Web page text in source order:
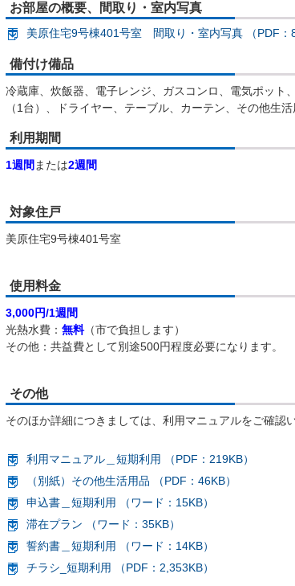
お部屋の概要、間取り・室内写真
美原住宅9号棟401号室 間取り・室内写真 （PDF：
備付け備品
冷蔵庫、炊飯器、電子レンジ、ガスコンロ、電気ポット
（1台）、ドライヤー、テーブル、カーテン、その他生活
利用期間
1週間 または2週間
対象住戸
美原住宅9号棟401号室
使用料金
3,000円/1週間
光熱水費： 無料（市で負担します）
その他：共益費として別途500円程度必要になります。
その他
そのほか詳細につきましては、利用マニュアルをご確
利用マニュアル＿短期利用 （PDF：219KB）
（別紙）その他生活用品 （PDF：46KB）
申込書＿短期利用 （ワード：15KB）
滞在プラン （ワード：35KB）
誓約書＿短期利用 （ワード：14KB）
チラシ_短期利用 （PDF：2,353KB）